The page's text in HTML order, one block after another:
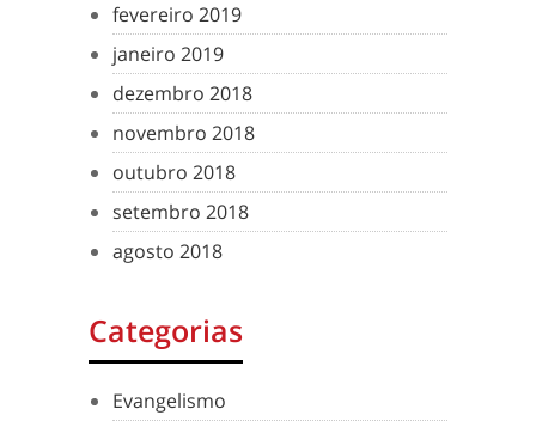
fevereiro 2019
janeiro 2019
dezembro 2018
novembro 2018
outubro 2018
setembro 2018
agosto 2018
Categorias
Evangelismo